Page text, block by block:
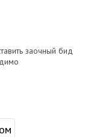
заочный бид